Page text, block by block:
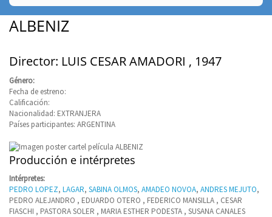
ALBENIZ
Director: LUIS CESAR AMADORI , 1947
Género:
Fecha de estreno:
Calificación:
Nacionalidad: EXTRANJERA
Países participantes: ARGENTINA
Producción e intérpretes
Intérpretes:
PEDRO LOPEZ, LAGAR, SABINA OLMOS, AMADEO NOVOA, ANDRES MEJUTO,
PEDRO ALEJANDRO , EDUARDO OTERO , FEDERICO MANSILLA , CESAR
FIASCHI , PASTORA SOLER , MARIA ESTHER PODESTA , SUSANA CANALES